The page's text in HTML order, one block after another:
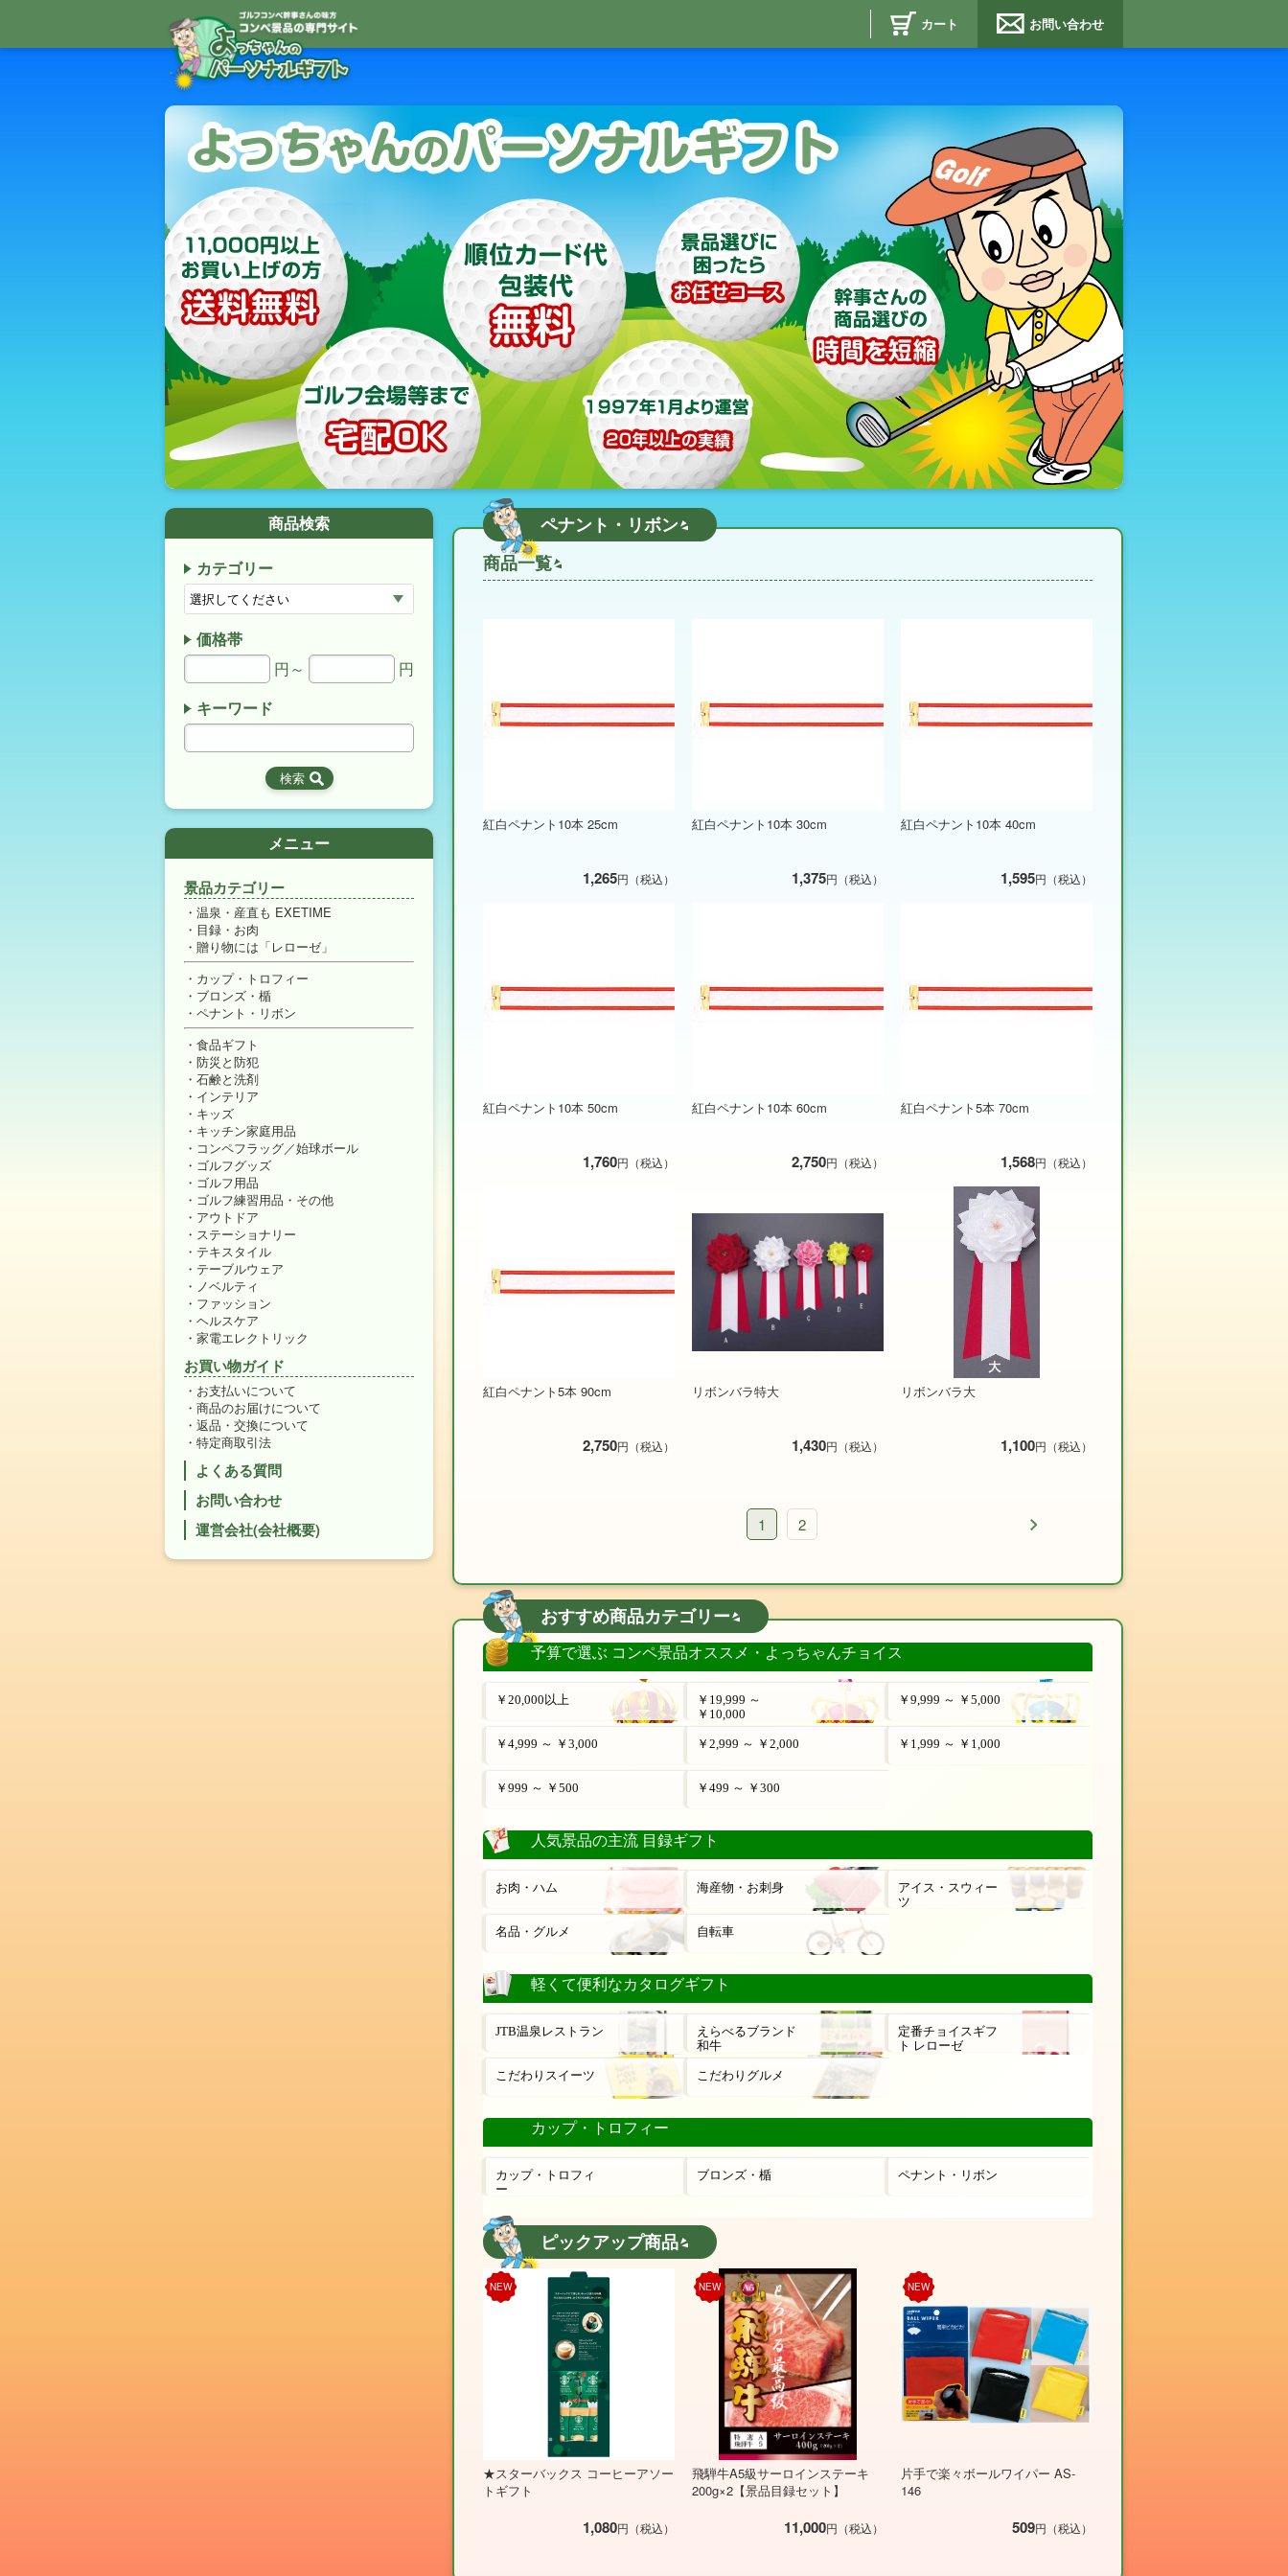
カート お問い合わせ
ペナント・リボン
商品一覧
紅白ペナント10本 25cm
1,265円（税込）
紅白ペナント10本 30cm
1,375円（税込）
紅白ペナント10本 40cm
1,595円（税込）
紅白ペナント10本 50cm
1,760円（税込）
紅白ペナント10本 60cm
2,750円（税込）
紅白ペナント5本 70cm
1,568円（税込）
紅白ペナント5本 90cm
2,750円（税込）
リボンバラ特大
1,430円（税込）
リボンバラ大
1,100円（税込）
1 2
おすすめ商品カテゴリー
予算で選ぶ コンペ景品オススメ・よっちゃんチョイス
￥20,000以上
￥19,999 ～
￥10,000
￥9,999 ～ ￥5,000
￥4,999 ～ ￥3,000 ￥2,999 ～ ￥2,000 ￥1,999 ～ ￥1,000
￥999 ～ ￥500 ￥499 ～ ￥300
人気景品の主流 目録ギフト
お肉・ハム 海産物・お刺身
アイス・スウィー
ツ
名品・グルメ 自転車
軽くて便利なカタログギフト
JTB温泉レストラン
えらべるブランド
和牛
定番チョイスギフ
ト レローゼ
こだわりスイーツ こだわりグルメ
カップ・トロフィー
カップ・トロフィ
ー
ブロンズ・楯 ペナント・リボン
ピックアップ商品
NEW
★スターバックス コーヒーアソー
トギフト
1,080円（税込）
NEW
飛騨牛A5級サーロインステーキ
200g×2【景品目録セット】
11,000円（税込）
NEW
片手で楽々ボールワイパー AS-
146
509円（税込）
商品検索
カテゴリー
価格帯
円～
円
キーワード
メニュー
景品カテゴリー
温泉・産直も EXETIME
目録・お肉
贈り物には「レローゼ」
カップ・トロフィー
ブロンズ・楯
ペナント・リボン
食品ギフト
防災と防犯
石鹸と洗剤
インテリア
キッズ
キッチン家庭用品
コンペフラッグ／始球ボール
ゴルフグッズ
ゴルフ用品
ゴルフ練習用品・その他
アウトドア
ステーショナリー
テキスタイル
テーブルウェア
ノベルティ
ファッション
ヘルスケア
家電エレクトリック
お買い物ガイド
お支払いについて
商品のお届けについて
返品・交換について
特定商取引法
よくある質問
お問い合わせ
運営会社(会社概要)